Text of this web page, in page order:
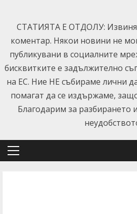
content
СТАТИЯТА Е ОТДОЛУ:
коментар. Някои новини не
публикувани в социалните
бисквитките е задължително
на ЕС. Ние НЕ събираме лични
помагат да се издържаме,
Благодарим за разбирането
Primary